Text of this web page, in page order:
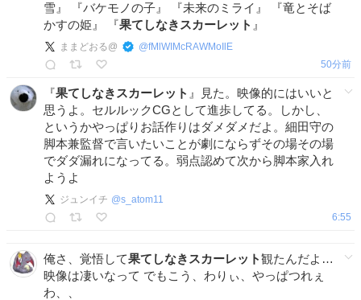
雪』 『バケモノの子』 『未来のミライ』 『竜とそば
かすの姫』 『果てしなきスカーレット 』
ままどおる@ @fMlWIMcRAWMoIlE
50分前
『果てしなきスカーレット 』見た。映像的にはいいと
思うよ。セルルックCGとして進歩してる。しかし、
というかやっぱりお話作りはダメダメだよ。細田守の
脚本兼監督で言いたいことが劇にならずその場その場
でダダ漏れになってる。弱点認めて次から脚本家入れ
ようよ
ジュンイチ @s_atom11
6:55
俺さ、覚悟して果てしなきスカーレット観たんだよ…
映像は凄いなって でもこう、わりぃ、やっぱつれぇ
わ、、